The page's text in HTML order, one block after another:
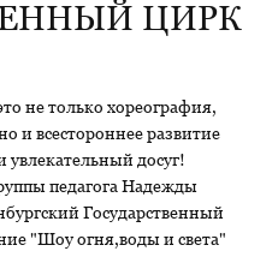
ЦИРК
не только хореография,
и всестороннее развитие
увлекательный досуг!
педагога Надежды
Государственный
"Шоу огня,воды и света"